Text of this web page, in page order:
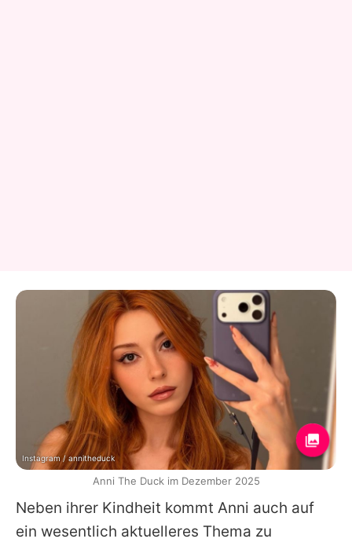
Neben ihrer Kindheit kommt Anni auch auf
ein wesentlich aktuelleres Thema zu
Instagram / annitheduck
Anni The Duck im Dezember 2025